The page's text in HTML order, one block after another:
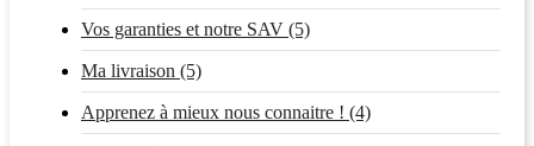
Vos garanties et notre SAV (5)
Ma livraison (5)
Apprenez à mieux nous connaitre ! (4)